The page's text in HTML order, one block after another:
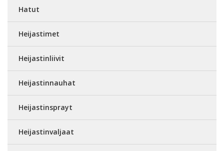
Hatut
Heijastimet
Heijastinliivit
Heijastinnauhat
Heijastinsprayt
Heijastinvaljaat